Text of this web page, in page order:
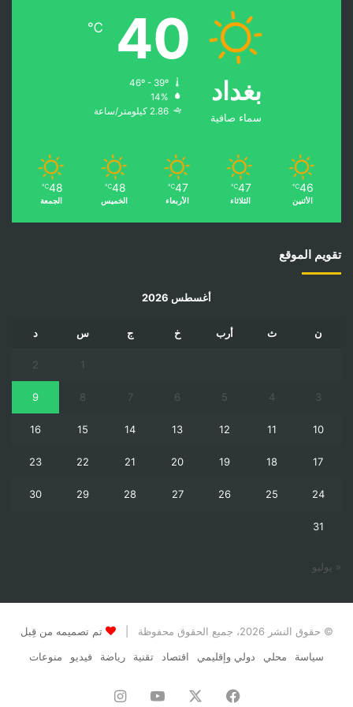
بغداد
سماء صافية
40
℃
14%
2.86 كيلومتر/ساعة
46
℃
الأثنين
47
℃
الثلاثاء
47
℃
الأربعاء
48
℃
الخميس
48
℃
الجمعة
تقويم الموقع
أغسطس 2026
ن ث أرب خ ج س د
1
2
3
4
5
6
7
8
9
10
11
12
13
14
15
16
17
18
19
20
21
22
23
24
25
26
27
28
29
30
31
« يوليو
© حقوق النشر 2026، جميع الحقوق محفوظة |
تم تصميمه من قِبل
سياسة
محلي دولي وإقليمي اقتصاد تقنية رياضة فيديو منوعات
فيسبوك ‫YouTubeانستقرام